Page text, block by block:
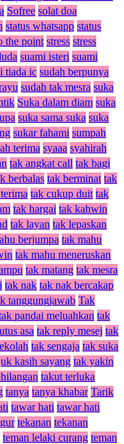
Sofree solat doa
status whatsapp status
the point stress stress
suami isteri suami
tiada ic sudah berpunya
sudah tak mesra suka
Suka dalam diam suka
suka sama suka suka
sukar fahami sumpah
terima syaaa syahirah
tak angkat call tak bagi
berbalas tak berminat tak
tak cukup duit tak
tak hargai tak kahwin
tak layan tak lepaskan
berjumpa tak mahu
tak mahu meneruskan
tak matang tak mesra
tak nak tak nak bercakap
tanggungjawab Tak
pandai meluahkan tak
asa tak reply mesej tak
tak sengaja tak suka
kasih sayang tak yakin
takut terluka
tanya tanya khabar Tarik
tawar hati tawar hati
tekanan tekanan
teman lelaki curang teman